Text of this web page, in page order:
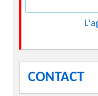
CONTACT